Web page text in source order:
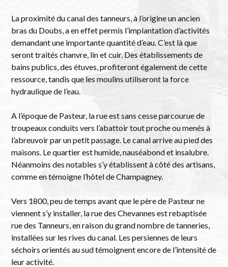
La proximité du canal des tanneurs, à l’origine un ancien
bras du Doubs, a en effet permis l’implantation d’activités
demandant une importante quantité d’eau. C’est là que
seront traités chanvre, lin et cuir. Des établissements de
bains publics, des étuves, profiteront également de cette
ressource, tandis que les moulins utiliseront la force
hydraulique de l’eau.
A l’époque de Pasteur, la rue est sans cesse parcourue de
troupeaux conduits vers l’abattoir tout proche ou menés à
l’abreuvoir par un petit passage. Le canal arrive au pied des
maisons. Le quartier est humide, nauséabond et insalubre.
Néanmoins des notables s’y établissent à côté des artisans,
comme en témoigne l’hôtel de Champagney.
Vers 1800, peu de temps avant que le père de Pasteur ne
viennent s’y installer, la rue des Chevannes est rebaptisée
rue des Tanneurs, en raison du grand nombre de tanneries,
installées sur les rives du canal. Les persiennes de leurs
séchoirs orientés au sud témoignent encore de l’intensité de
leur activité.